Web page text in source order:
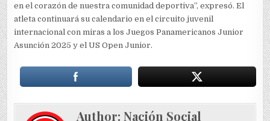
en el corazón de nuestra comunidad deportiva”, expresó. El
atleta continuará su calendario en el circuito juvenil
internacional con miras a los Juegos Panamericanos Junior
Asunción 2025 y el US Open Junior.
Author:Nación Social